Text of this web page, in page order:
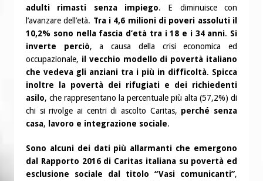
adulti rimasti senza impiego. E diminuisce con
l’avanzare dell’età. Tra i 4,6 milioni di poveri assoluti il
10,2% sono nella fascia d’età tra i 18 e i 34 anni. Si
inverte perciò, a causa della crisi economica ed
occupazionale, il vecchio modello di povertà italiano
che vedeva gli anziani tra i più in difficoltà. Spicca
inoltre la povertà dei rifugiati e dei richiedenti
asilo, che rappresentano la percentuale più alta (57,2%) di
chi si rivolge ai centri di ascolto Caritas, perché senza
casa, lavoro e integrazione sociale.
Sono alcuni dei dati più allarmanti che emergono
dal Rapporto 2016 di Caritas italiana su povertà ed
esclusione sociale dal titolo “Vasi comunicanti”,